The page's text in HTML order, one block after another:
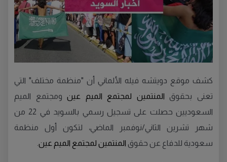
كشف موقع دويتشه فيله الألماني أن "منظمة مختلف" التي
تعنى بحقوق المنتمين لمجتمع الميم عينومجتمع الميم
السعوديين حصلت على تسجيل رسمي بالسويد في 22 من
شهر تشرين الثاني/نوفمبر الماضي، لتكون أول منظمة
سعودية للدفاع عن حقوق المنتمين لمجتمع الميم عين